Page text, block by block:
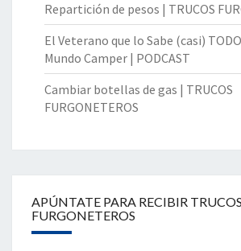
Repartición de pesos | TRUCOS
El Veterano que lo Sabe (casi)
Mundo Camper | PODCAST
Cambiar botellas de gas | TRUCOS
FURGONETEROS
APÚNTATE PARA RECIBIR TRUCOS
FURGONETEROS